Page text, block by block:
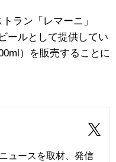
ラン「レマーニ」
ールとして提供してい
）を販売することに
ュースを取材、発信